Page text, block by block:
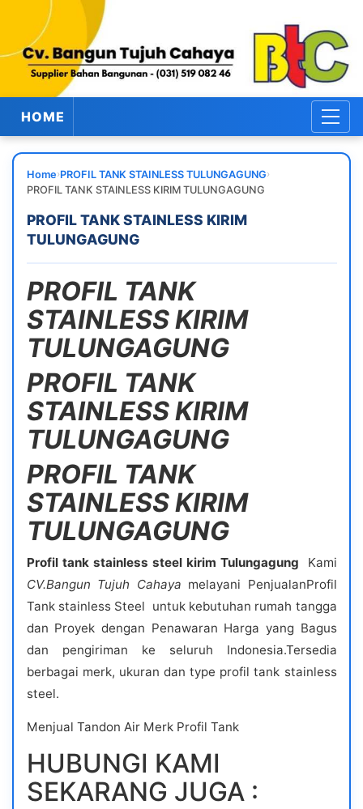
HOME
Home›PROFIL TANK STAINLESS TULUNGAGUNG›
PROFIL TANK STAINLESS KIRIM TULUNGAGUNG
PROFIL TANK STAINLESS KIRIM
TULUNGAGUNG
PROFIL TANK
STAINLESS KIRIM
TULUNGAGUNG
PROFIL TANK
STAINLESS KIRIM
TULUNGAGUNG
PROFIL TANK
STAINLESS KIRIM
TULUNGAGUNG
Profil tank stainless steel kirim Tulungagung Kami
CV.Bangun Tujuh Cahaya melayani PenjualanProfil
Tank stainless Steel untuk kebutuhan rumah tangga
dan Proyek dengan Penawaran Harga yang Bagus
dan pengiriman ke seluruh Indonesia.Tersedia
berbagai merk, ukuran dan type profil tank stainless
steel.
Menjual Tandon Air Merk Profil Tank
HUBUNGI KAMI
SEKARANG JUGA :